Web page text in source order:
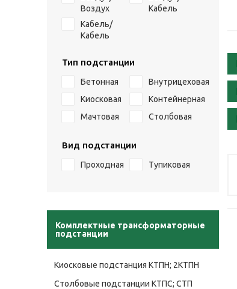
Воздух
Кабель
Кабель/
Кабель
Тип подстанции
Бетонная
Внутрицеховая
Киосковая
Контейнерная
Мачтовая
Столбовая
Вид подстанции
Проходная Тупиковая
Комплектные трансформаторные
подстанции
Киосковые подстанция КТПН; 2КТПН
Столбовые подстанции КТПС; СТП